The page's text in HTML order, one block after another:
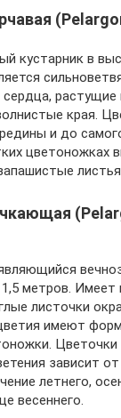
кустарник в
края.
и до
цветоножках
метров. Имеет
листочки
имеют
зависит
летнего,
весеннего.